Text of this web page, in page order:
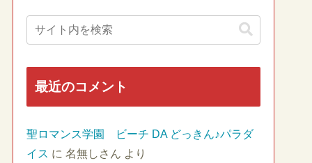
最近のコメント
聖ロマンス学園 ビーチ DA どっきん♪パラダ
イス に 名無しさん より